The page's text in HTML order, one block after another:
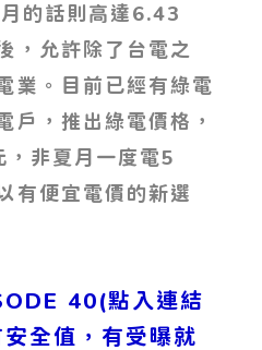
的話則高達6.43
，允許除了台電之
業。目前已經有綠電
戶，推出綠電價格，
非夏月一度電5
有便宜電價的新選
40(點入連結
全值，有受曝就